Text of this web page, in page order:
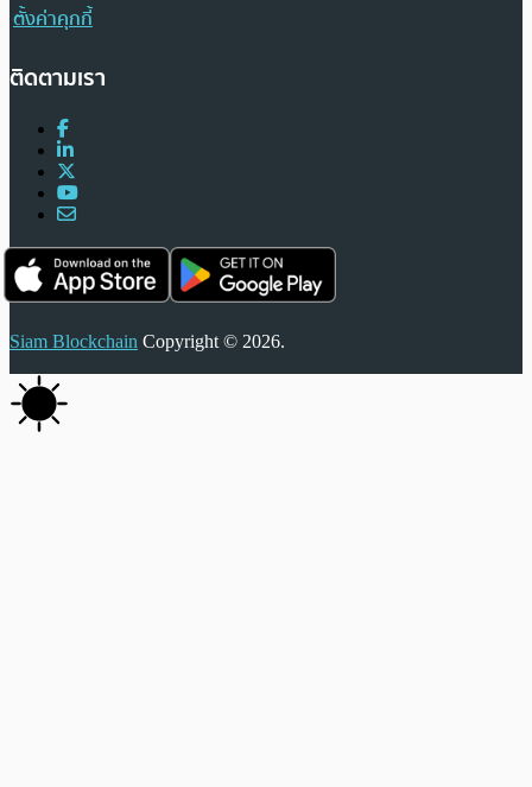
ตั้งค่าคุกกี้
ติดตามเรา
Siam Blockchain Copyright © 2026.